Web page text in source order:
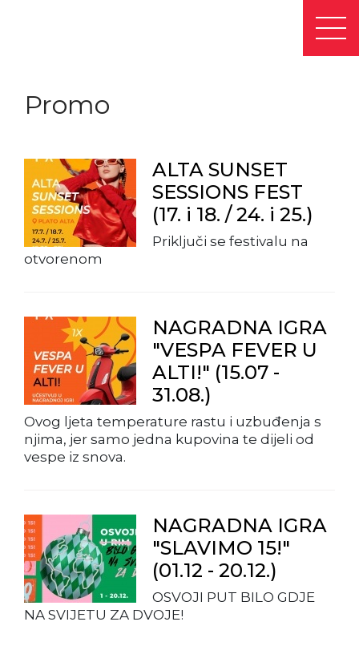
Promo
ALTA SUNSET
SESSIONS FEST
(17. i 18. / 24. i 25.)
Priključi se festivalu na
otvorenom
NAGRADNA IGRA
"VESPA FEVER U
ALTI!" (15.07 -
31.08.)
Ovog ljeta temperature rastu i uzbuđenja s
njima, jer samo jedna kupovina te dijeli od
vespe iz snova.
NAGRADNA IGRA
"SLAVIMO 15!"
(01.12 - 20.12.)
OSVOJI PUT BILO GDJE
NA SVIJETU ZA DVOJE!